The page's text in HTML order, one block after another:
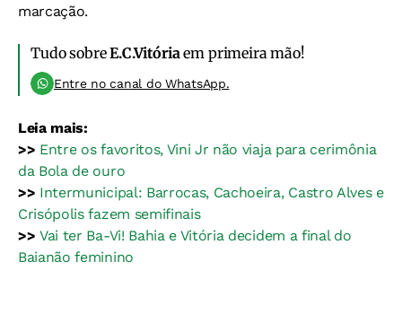
marcação.
Tudo sobreE.C.Vitóriaem primeira mão!
Entre no canal do WhatsApp.
Leia mais:
>> Entre os favoritos, Vini Jr não viaja para cerimônia
da Bola de ouro
>> Intermunicipal: Barrocas, Cachoeira, Castro Alves e
Crisópolis fazem semifinais
>>Vai ter Ba-Vi! Bahia e Vitória decidem a final do
Baianão feminino